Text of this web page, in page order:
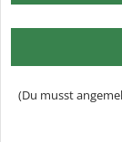
(Du musst